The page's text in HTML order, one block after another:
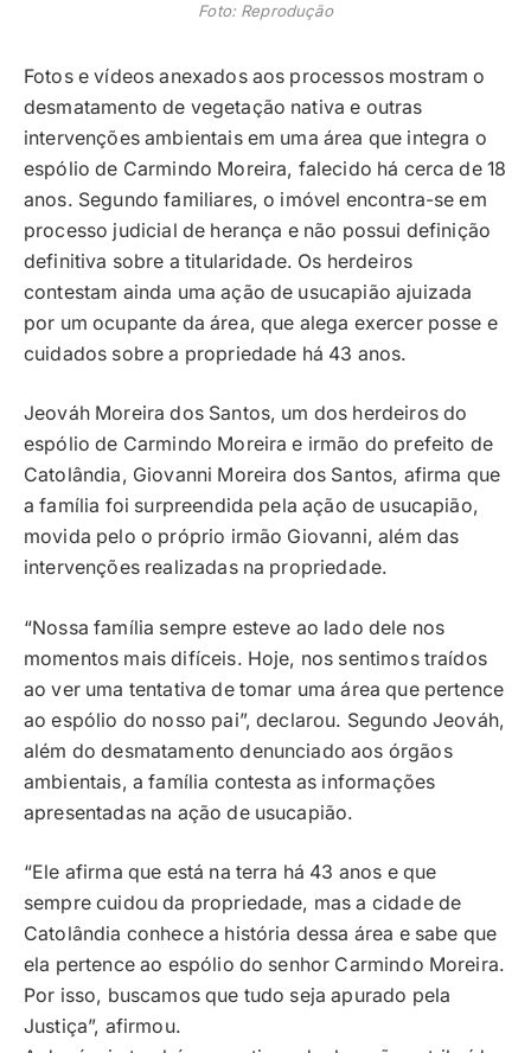
Foto: Reprodução
Fotos e vídeos anexados aos processos mostram o
desmatamento de vegetação nativa e outras
intervenções ambientais em uma área que integra o
espólio de Carmindo Moreira, falecido há cerca de 18
anos. Segundo familiares, o imóvel encontra-se em
processo judicial de herança e não possui definição
definitiva sobre a titularidade. Os herdeiros
contestam ainda uma ação de usucapião ajuizada
por um ocupante da área, que alega exercer posse e
cuidados sobre a propriedade há 43 anos.
Jeováh Moreira dos Santos, um dos herdeiros do
espólio de Carmindo Moreira e irmão do prefeito de
Catolândia, Giovanni Moreira dos Santos, afirma que
a família foi surpreendida pela ação de usucapião,
movida pelo o próprio irmão Giovanni, além das
intervenções realizadas na propriedade.
“Nossa família sempre esteve ao lado dele nos
momentos mais difíceis. Hoje, nos sentimos traídos
ao ver uma tentativa de tomar uma área que pertence
ao espólio do nosso pai”, declarou. Segundo Jeováh,
além do desmatamento denunciado aos órgãos
ambientais, a família contesta as informações
apresentadas na ação de usucapião.
“Ele afirma que está na terra há 43 anos e que
sempre cuidou da propriedade, mas a cidade de
Catolândia conhece a história dessa área e sabe que
ela pertence ao espólio do senhor Carmindo Moreira.
Por isso, buscamos que tudo seja apurado pela
Justiça”, afirmou.